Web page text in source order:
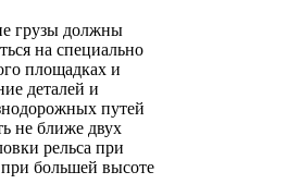
грузы должны
на специально
площадках и
деталей и
путей
не ближе двух
рельса при
большей высоте